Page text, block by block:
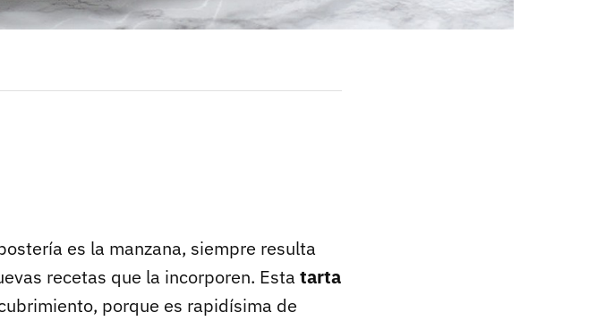
es la manzana, siempre resulta
recetas que la incorporen. Esta tarta
porque es rapidísima de